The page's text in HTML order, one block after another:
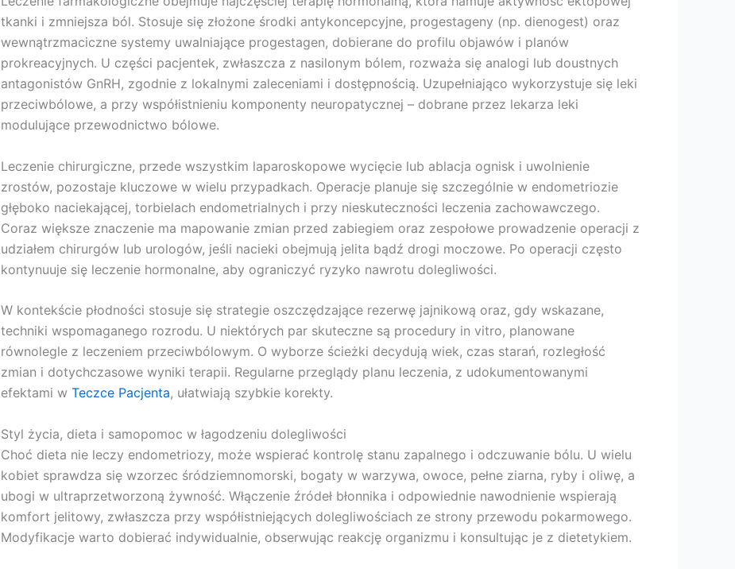
tkanki i zmniejsza ból. Stosuje się złożone środki antykoncepcyjne, progestageny (np. dienogest) oraz
wewnątrzmaciczne systemy uwalniające progestagen, dobierane do profilu objawów i planów
prokreacyjnych. U części pacjentek, zwłaszcza z nasilonym bólem, rozważa się analogi lub doustnych
antagonistów GnRH, zgodnie z lokalnymi zaleceniami i dostępnością. Uzupełniająco wykorzystuje się leki
przeciwbólowe, a przy współistnieniu komponenty neuropatycznej – dobrane przez lekarza leki
modulujące przewodnictwo bólowe.
Leczenie chirurgiczne, przede wszystkim laparoskopowe wycięcie lub ablacja ognisk i uwolnienie
zrostów, pozostaje kluczowe w wielu przypadkach. Operacje planuje się szczególnie w endometriozie
głęboko naciekającej, torbielach endometrialnych i przy nieskuteczności leczenia zachowawczego.
Coraz większe znaczenie ma mapowanie zmian przed zabiegiem oraz zespołowe prowadzenie operacji z
udziałem chirurgów lub urologów, jeśli nacieki obejmują jelita bądź drogi moczowe. Po operacji często
kontynuuje się leczenie hormonalne, aby ograniczyć ryzyko nawrotu dolegliwości.
W kontekście płodności stosuje się strategie oszczędzające rezerwę jajnikową oraz, gdy wskazane,
techniki wspomaganego rozrodu. U niektórych par skuteczne są procedury in vitro, planowane
równolegle z leczeniem przeciwbólowym. O wyborze ścieżki decydują wiek, czas starań, rozległość
zmian i dotychczasowe wyniki terapii. Regularne przeglądy planu leczenia, z udokumentowanymi
efektami w Teczce Pacjenta, ułatwiają szybkie korekty.
Styl życia, dieta i samopomoc w łagodzeniu dolegliwości
Choć dieta nie leczy endometriozy, może wspierać kontrolę stanu zapalnego i odczuwanie bólu. U wielu
kobiet sprawdza się wzorzec śródziemnomorski, bogaty w warzywa, owoce, pełne ziarna, ryby i oliwę, a
ubogi w ultraprzetworzoną żywność. Włączenie źródeł błonnika i odpowiednie nawodnienie wspierają
komfort jelitowy, zwłaszcza przy współistniejących dolegliwościach ze strony przewodu pokarmowego.
Modyfikacje warto dobierać indywidualnie, obserwując reakcję organizmu i konsultując je z dietetykiem.